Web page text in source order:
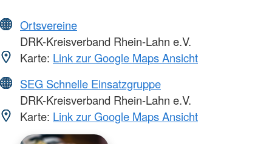
Ortsvereine
DRK-Kreisverband Rhein-Lahn e.V.
Karte: Link zur Google Maps Ansicht
SEG Schnelle Einsatzgruppe
DRK-Kreisverband Rhein-Lahn e.V.
Karte: Link zur Google Maps Ansicht